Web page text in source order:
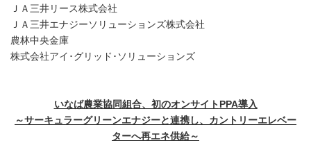
ＪＡ三井リース株式会社
ＪＡ三井エナジーソリューションズ株式会社
農林中央金庫
株式会社アイ･グリッド･ソリューションズ
いなば農業協同組合、初のオンサイト PPA導入
～サーキュラーグリーンエナジーと連携し、カントリーエレベー
ターへ再エネ供給～